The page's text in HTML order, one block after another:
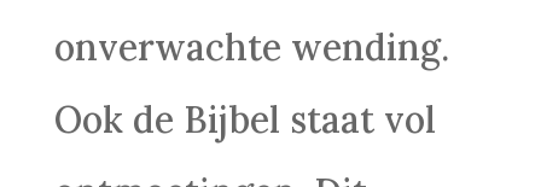
onverwachte wending.
Ook de Bijbel staat vol